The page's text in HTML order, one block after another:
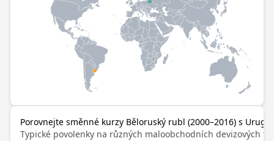
Porovnejte směnné kurzy Běloruský rubl (2000–2016) s
Typické povolenky na různých maloobchodních devizových